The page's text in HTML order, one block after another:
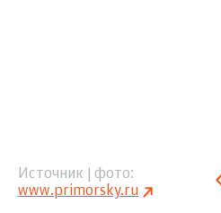
Источник | фото
www.primorsky.ru